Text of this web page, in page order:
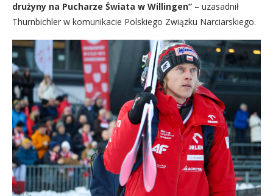
drużyny na Pucharze Świata w Willingen” – uzasadnił
Thurnbichler w komunikacie Polskiego Związku Narciarskiego.